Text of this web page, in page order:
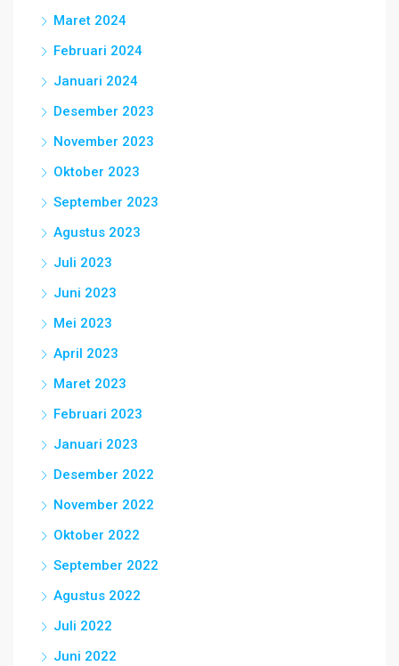
Maret 2024
Februari 2024
Januari 2024
Desember 2023
November 2023
Oktober 2023
September 2023
Agustus 2023
Juli 2023
Juni 2023
Mei 2023
April 2023
Maret 2023
Februari 2023
Januari 2023
Desember 2022
November 2022
Oktober 2022
September 2022
Agustus 2022
Juli 2022
Juni 2022